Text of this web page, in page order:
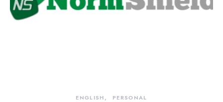
ENGLISH PERSONAL